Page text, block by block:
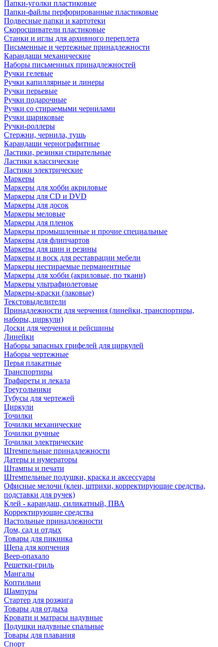
Папки-уголки пластиковые
Папки-файлы перфорированные пластиковые
Подвесные папки и картотеки
Скоросшиватели пластиковые
Станки и иглы для архивного переплета
Письменные и чертежные принадлежности
Карандаши механические
Наборы письменных принадлежностей
Ручки гелевые
Ручки капиллярные и линеры
Ручки перьевые
Ручки подарочные
Ручки со стираемыми чернилами
Ручки шариковые
Ручки-роллеры
Стержни, чернила, тушь
Карандаши чернографитные
Ластики, резинки стирательные
Ластики классические
Ластики электрические
Маркеры
Маркеры для хобби акриловые
Маркеры для CD и DVD
Маркеры для досок
Маркеры меловые
Маркеры для пленок
Маркеры промышленные и прочие специальные
Маркеры для флипчартов
Маркеры для шин и резины
Маркеры и воск для реставрации мебели
Маркеры нестираемые перманентные
Маркеры для хобби (акриловые, по ткани)
Маркеры ультрафиолетовые
Маркеры-краски (лаковые)
Текстовыделители
Принадлежности для черчения (линейки, транспортиры,
наборы, циркули)
Доски для черчения и рейсшины
Линейки
Наборы запасных грифелей для циркулей
Наборы чертежные
Перья плакатные
Транспортиры
Трафареты и лекала
Треугольники
Тубусы для чертежей
Циркули
Точилки
Точилки механические
Точилки ручные
Точилки электрические
Штемпельные принадлежности
Датеры и нумераторы
Штампы и печати
Штемпельные подушки, краска и аксессуары
Офисные мелочи (клеи, штрихи, корректирующие средства,
подставки для ручек)
Клей - карандаш, силикатный, ПВА
Корректирующие средства
Настольные принадлежности
Дом, сад и отдых
Товары для пикника
Щепа для копчения
Веер-опахало
Решетки-гриль
Мангалы
Коптильни
Шампуры
Стартер для розжига
Товары для отдыха
Кровати и матрасы надувные
Подушки надувные спальные
Товары для плавания
Спорт